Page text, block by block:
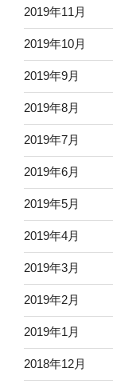
2019年11月
2019年10月
2019年9月
2019年8月
2019年7月
2019年6月
2019年5月
2019年4月
2019年3月
2019年2月
2019年1月
2018年12月